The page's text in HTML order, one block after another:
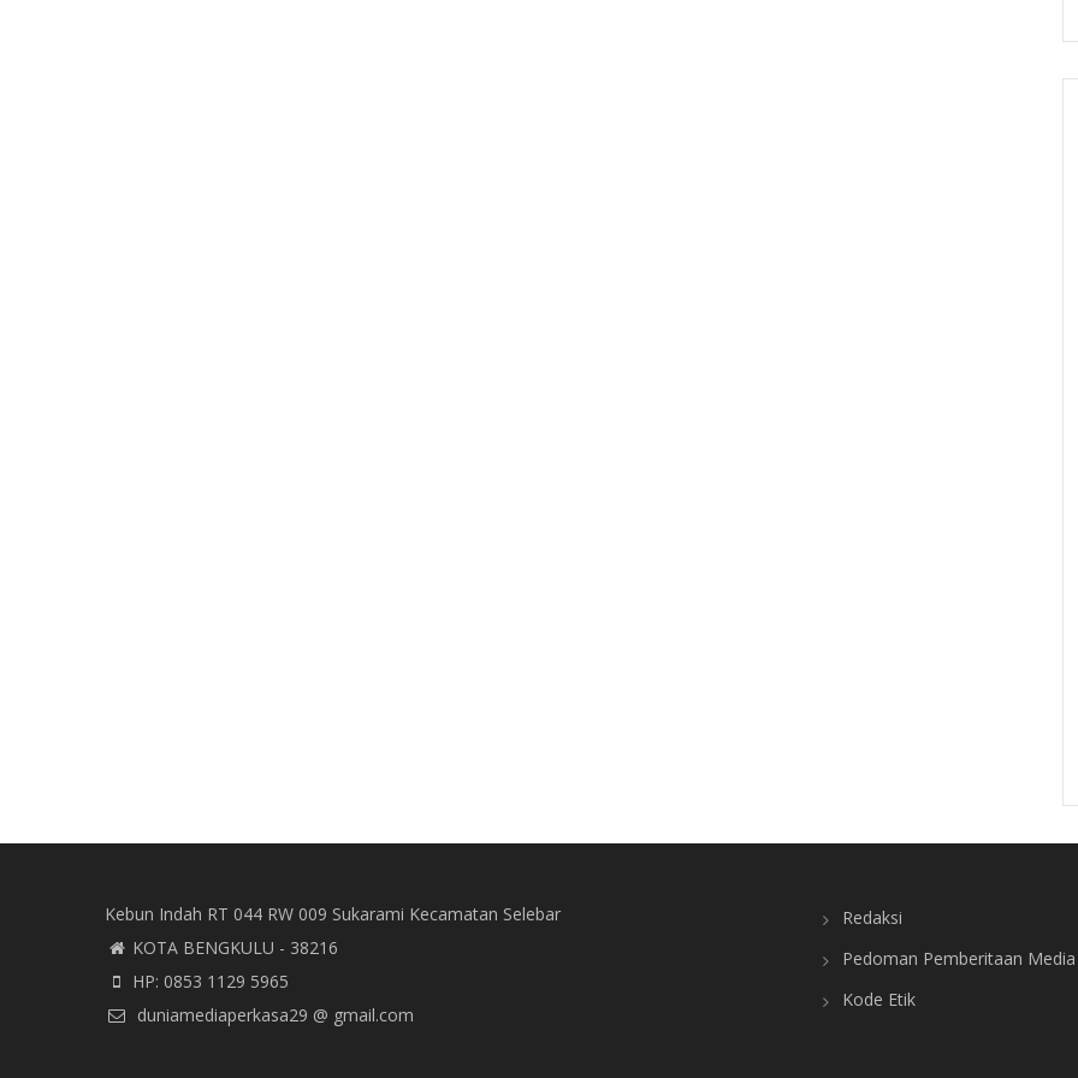
Kebun Indah RT 044 RW 009 Sukarami Kecamatan Selebar
KOTA BENGKULU - 38216
HP: 0853 1129 5965
duniamediaperkasa29 @ gmail.com
Redaksi
Pedoman Pemberitaan Media
Kode Etik